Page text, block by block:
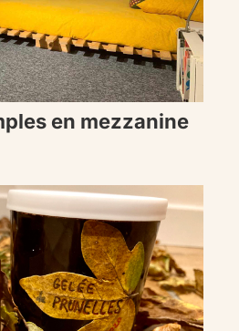
en mezzanine